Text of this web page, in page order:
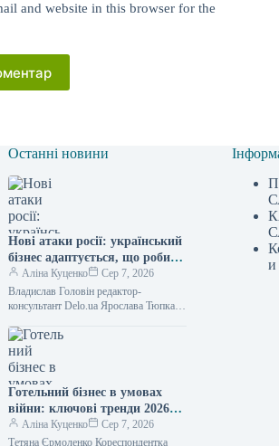
and website in this browser for the
Останні новини
Нові атаки росії: український
бізнес адаптується, що робити
даліАліна Куценко
Сер 7, 2026
Владислав Головін редактор-
консультант Delo.ua Ярослава Тюпка
знищив два логістичних комплекси
"Епіцентру" /
Готельний бізнес в умовах
війни: ключові тренди 2026
рокуАліна Куценко
Сер 7, 2026
Тетяна Єрмоленко Кореспондентка
и